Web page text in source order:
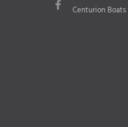
Centurion